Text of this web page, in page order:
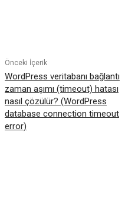
Önceki İçerik
WordPress veritabanı bağlantı
zaman aşımı (timeout) hatası
nasıl çözülür? (WordPress
database connection timeout
error)